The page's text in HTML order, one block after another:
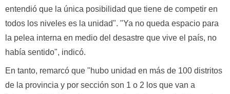
entendió que la única posibilidad que tiene de competir en
todos los niveles es la unidad". "Ya no queda espacio para
la pelea interna en medio del desastre que vive el país, no
había sentido", indicó.
En tanto, remarcó que "hubo unidad en más de 100 distritos
de la provincia y por sección son 1 o 2 los que van a